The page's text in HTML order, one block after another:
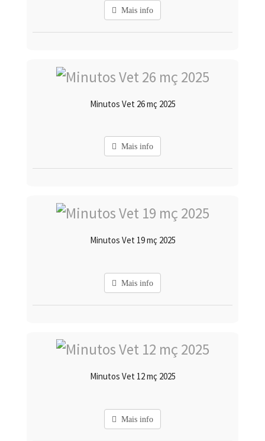
Mais info
Minutos Vet 26 mç 2025
Mais info
Minutos Vet 19 mç 2025
Mais info
Minutos Vet 12 mç 2025
Mais info